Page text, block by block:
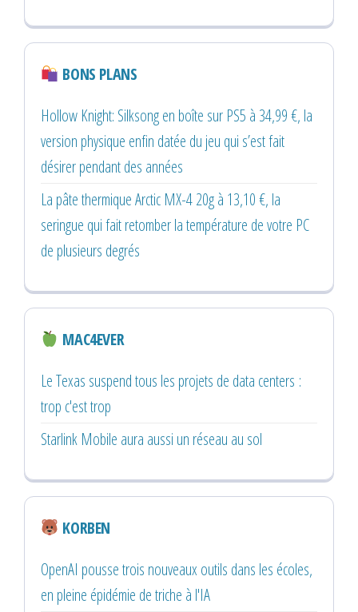
BONS PLANS
Hollow Knight: Silksong en boîte sur PS5 à 34,99 €, la
version physique enfin datée du jeu qui s’est fait
désirer pendant des années
La pâte thermique Arctic MX-4 20g à 13,10 €, la
seringue qui fait retomber la température de votre PC
de plusieurs degrés
MAC4EVER
Le Texas suspend tous les projets de data centers :
trop c'est trop
Starlink Mobile aura aussi un réseau au sol
KORBEN
OpenAI pousse trois nouveaux outils dans les écoles,
en pleine épidémie de triche à l'IA